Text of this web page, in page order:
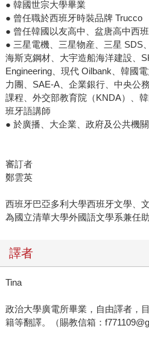
● 韓國世宗大學畢業
● 曾任職於西班牙時裝品牌 Trucco
● 曾任韓國以友高中、盆唐高中西
● 三星電機、三星物産、三星 SDS
海斯克鋼材、大宇造船海洋建設、
Engineering、現代 Oilbank、韓國
力團、SAE-A、企業銀行、中央公
課程、外交部教育院（KNDA）、
班牙語講師
● 於廣播、大企業、政府及公共機
審訂者
鄭雲英
西班牙巴亞多利大學西班牙文學、
為國立清華大學外國語文學系兼任助
譯者
Tina
政治大學廣電所畢業，自由譯者，
籍等翻譯。（賜教信箱：